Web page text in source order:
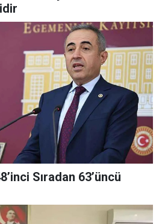
Sıradan 63’üncü